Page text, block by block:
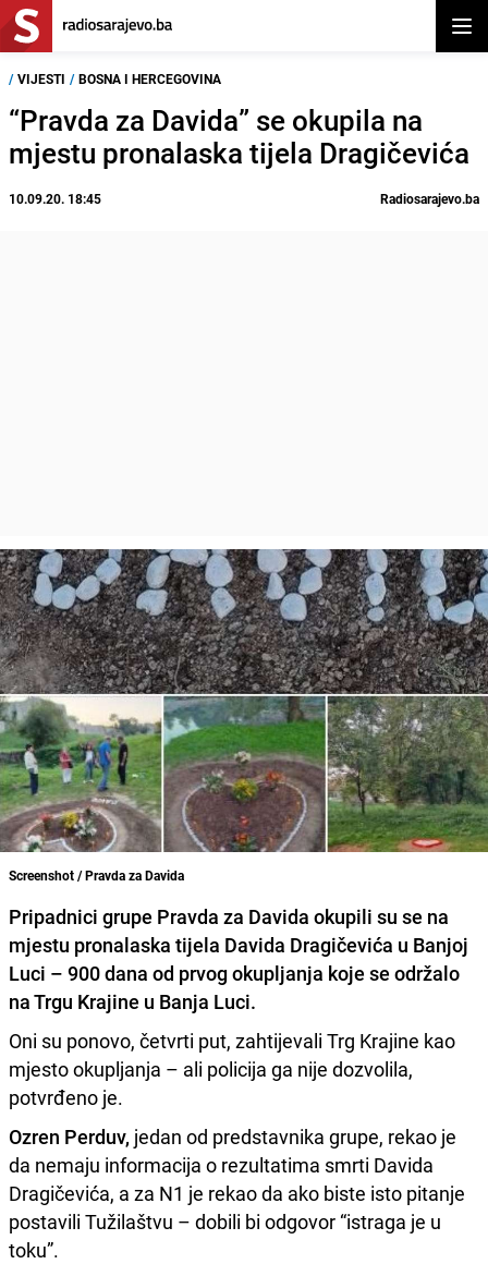
/ VIJESTI / BOSNA I HERCEGOVINA
“Pravda za Davida” se okupila na
mjestu pronalaska tijela Dragičevića
10.09.20. 18:45 Radiosarajevo.ba
Screenshot / Pravda za Davida
Pripadnici grupe Pravda za Davida okupili su se na
mjestu pronalaska tijela Davida Dragičevića u Banjoj
Luci – 900 dana od prvog okupljanja koje se održalo
na Trgu Krajine u Banja Luci.
Oni su ponovo, četvrti put, zahtijevali Trg Krajine kao
mjesto okupljanja – ali policija ga nije dozvolila,
potvrđeno je.
Ozren Perduv, jedan od predstavnika grupe, rekao je
da nemaju informacija o rezultatima smrti Davida
Dragičevića, a za N1 je rekao da ako biste isto pitanje
postavili Tužilaštvu – dobili bi odgovor “istraga je u
toku”.